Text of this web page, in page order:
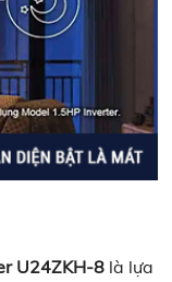
U24ZKH-8 là lựa